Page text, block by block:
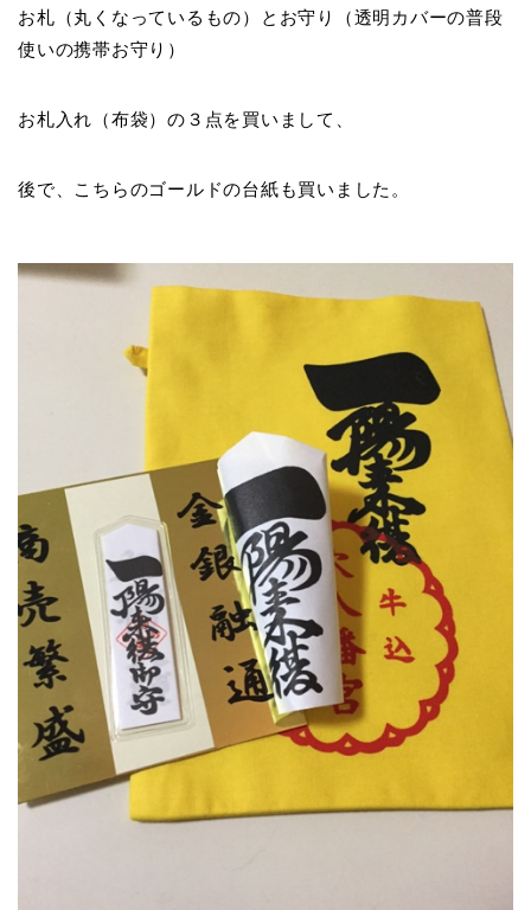
お札（丸くなっているもの）とお守り（透明カバーの普段
使いの携帯お守り）
お札入れ（布袋）の３点を買いまして、
後で、こちらのゴールドの台紙も買いました。